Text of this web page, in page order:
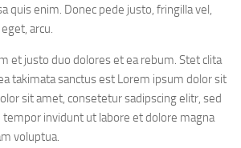
quis enim. Donec pede justo, fringilla vel,
arcu.
et justo duo dolores et ea rebum. Stet clita
takimata sanctus est Lorem ipsum dolor sit
sit amet, consetetur sadipscing elitr, sed
invidunt ut labore et dolore magna
voluptua.